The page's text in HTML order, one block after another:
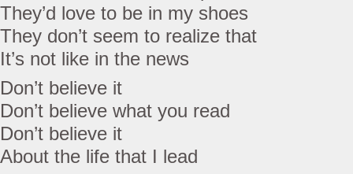
They’d love to be in my shoes
They don’t seem to realize that
It’s not like in the news
Don’t believe it
Don’t believe what you read
Don’t believe it
About the life that I lead